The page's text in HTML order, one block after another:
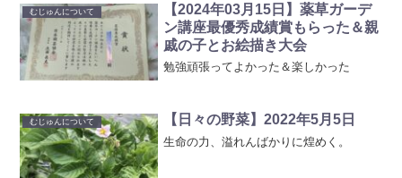
むじゅんについて
【2024年03月15日】薬草ガーデ
ン講座最優秀成績賞もらった＆親
戚の子とお絵描き大会
勉強頑張ってよかった＆楽しかった
むじゅんについて 【日々の野菜】2022年5月5日
生命の力、溢れんばかりに煌めく。